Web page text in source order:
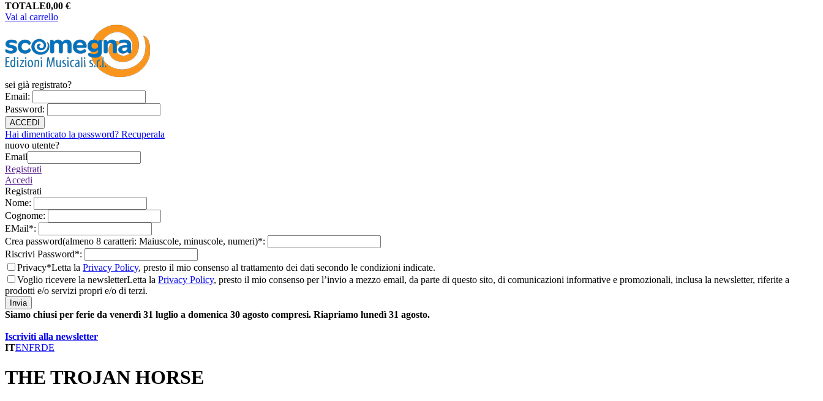
TOTALE0,00 €
Vai al carrello
sei già registrato?
Email:
Password:
ACCEDI
Hai dimenticato la password? Recuperala
nuovo utente?
Email
Registrati
Accedi
Registrati
Nome:
Cognome:
EMail*:
Crea password(almeno 8 caratteri: Maiuscole, minuscole, numeri)*:
Riscrivi Password*:
Privacy*Letta la Privacy Policy, presto il mio consenso al trattamento dei dati secondo le condizioni indicate.
Voglio ricevere la newsletterLetta la Privacy Policy, presto il mio consenso per l’invio a mezzo email, da parte di questo sito, di comunicazioni informative e promozionali, inclusa la newsletter, riferite a
prodotti e/o servizi propri e/o di terzi.
Invia
Siamo chiusi per ferie da venerdì 31 luglio a domenica 30 agosto compresi. Riapriamo lunedì 31 agosto.
Iscriviti alla newsletter
ITENFRDE
THE TROJAN HORSE